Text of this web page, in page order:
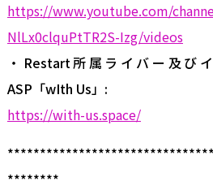
https://www.youtube.com/
NlLx0clquPtTR2S-Izg/videos
・Restart所属ライバー及び
ASP「wIth Us」:
https://with-us.space/
********